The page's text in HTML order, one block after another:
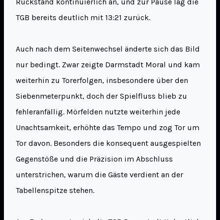
Rückstand kontinuierlich an, und zur Pause lag die
TGB bereits deutlich mit 13:21 zurück.
Auch nach dem Seitenwechsel änderte sich das Bild
nur bedingt. Zwar zeigte Darmstadt Moral und kam
weiterhin zu Torerfolgen, insbesondere über den
Siebenmeterpunkt, doch der Spielfluss blieb zu
fehleranfällig. Mörfelden nutzte weiterhin jede
Unachtsamkeit, erhöhte das Tempo und zog Tor um
Tor davon. Besonders die konsequent ausgespielten
Gegenstöße und die Präzision im Abschluss
unterstrichen, warum die Gäste verdient an der
Tabellenspitze stehen.